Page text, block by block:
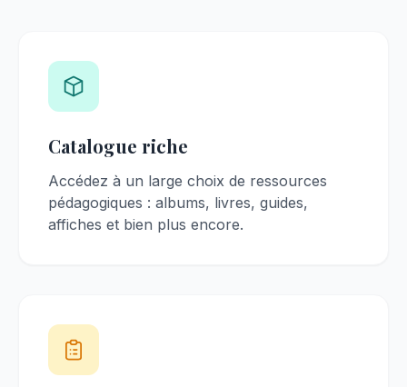
Catalogue riche
Accédez à un large choix de ressources
pédagogiques : albums, livres, guides,
affiches et bien plus encore.